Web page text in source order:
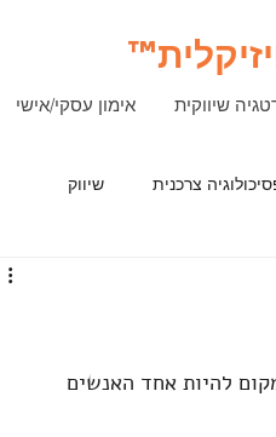
™
אימון עסקי/אישי שיווקית
צרכנית שיווק
להיות אחד האנשים